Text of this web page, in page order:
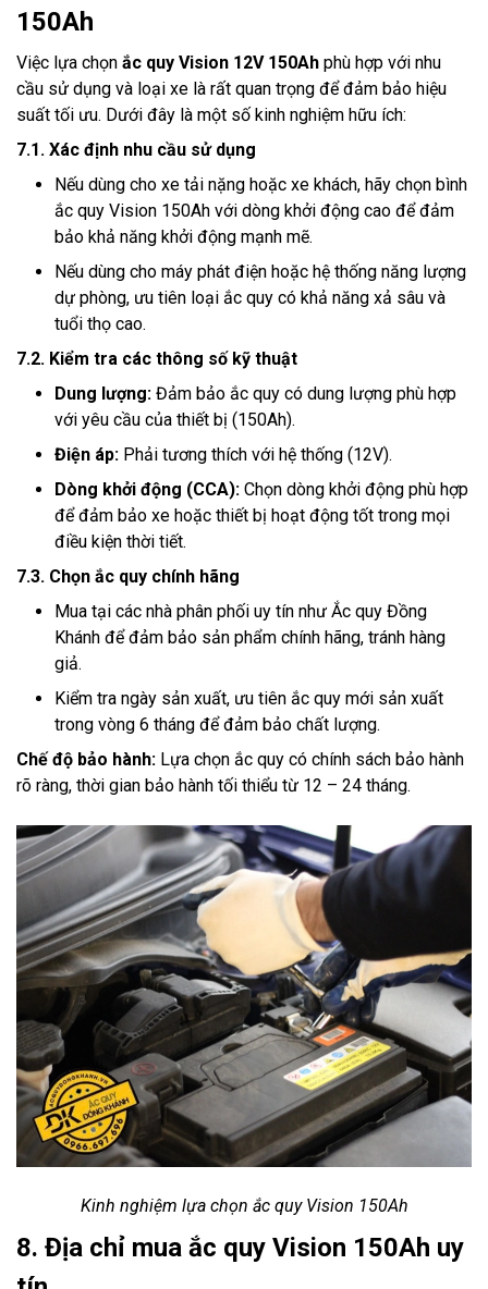
150Ah
Việc lựa chọn ắc quy Vision 12V 150Ah phù hợp với nhu
cầu sử dụng và loại xe là rất quan trọng để đảm bảo hiệu
suất tối ưu. Dưới đây là một số kinh nghiệm hữu ích:
7.1. Xác định nhu cầu sử dụng
Nếu dùng cho xe tải nặng hoặc xe khách, hãy chọn bình
ắc quy Vision 150Ah với dòng khởi động cao để đảm
bảo khả năng khởi động mạnh mẽ.
Nếu dùng cho máy phát điện hoặc hệ thống năng lượng
dự phòng, ưu tiên loại ắc quy có khả năng xả sâu và
tuổi thọ cao.
7.2. Kiểm tra các thông số kỹ thuật
Dung lượng: Đảm bảo ắc quy có dung lượng phù hợp
với yêu cầu của thiết bị (150Ah).
Điện áp: Phải tương thích với hệ thống (12V).
Dòng khởi động (CCA): Chọn dòng khởi động phù hợp
để đảm bảo xe hoặc thiết bị hoạt động tốt trong mọi
điều kiện thời tiết.
7.3. Chọn ắc quy chính hãng
Mua tại các nhà phân phối uy tín như Ắc quy Đồng
Khánh để đảm bảo sản phẩm chính hãng, tránh hàng
giả.
Kiểm tra ngày sản xuất, ưu tiên ắc quy mới sản xuất
trong vòng 6 tháng để đảm bảo chất lượng.
Chế độ bảo hành: Lựa chọn ắc quy có chính sách bảo hành
rõ ràng, thời gian bảo hành tối thiểu từ 12 – 24 tháng.
Kinh nghiệm lựa chọn ắc quy Vision 150Ah
8. Địa chỉ mua ắc quy Vision 150Ah uy